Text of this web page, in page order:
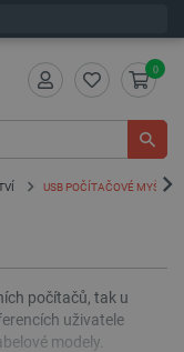
0
USB POČÍTAČOVÉ MYŠI
počítačů, tak u
uživatele
modely.